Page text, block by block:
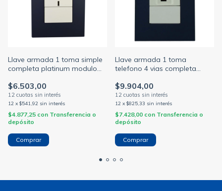
Llave armada 1 toma simple
completa platinum modulo
jeluz (JELUZ)
$6.503,00
12 x $541,92 sin interés
$4.877,25 con Transferencia o
depósito
Llave armada 1 toma
telefono 4 vias completa
tapa azul noche jelu (JELUZ)
$9.904,00
12 x $825,33 sin interés
$7.428,00 con Transferencia o
depósito